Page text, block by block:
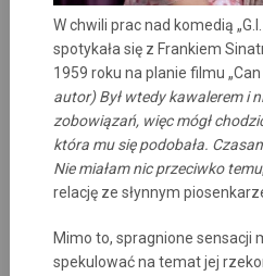
W chwili prac nad komedią
spotykała się z Frankiem
1959 roku na planie filmu „Can
autor) Był wtedy kawalerem i
zobowiązań, więc mógł
która mu się podobała.
Nie miałam nic przeciwko temu
relację ze słynnym
Mimo to, spragnione sensacji
spekulować na temat jej